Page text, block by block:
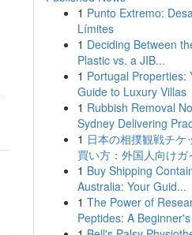
1 Punto Extremo:
Límites
1 Deciding Between
Plastic vs. a JIB...
1 Portugal Properties:
Guide to Luxury Villas
1 Rubbish Removal
Sydney Delivering
1 日本の相撲観戦チケ
買い方：外国人向けガ
1 Buy Shipping
Australia: Your Guid...
1 The Power of
Peptides: A